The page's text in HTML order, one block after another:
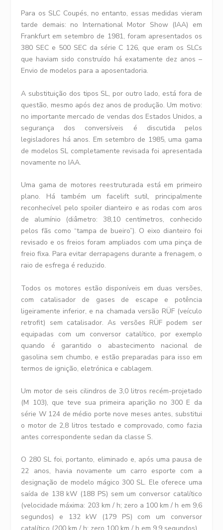
Para os SLC Coupés, no entanto, essas medidas vieram
tarde demais: no International Motor Show (IAA) em
Frankfurt em setembro de 1981, foram apresentados os
380 SEC e 500 SEC da série C 126, que eram os SLCs
que haviam sido construído há exatamente dez anos –
Envio de modelos para a aposentadoria.
A substituição dos tipos SL, por outro lado, está fora de
questão, mesmo após dez anos de produção. Um motivo:
no importante mercado de vendas dos Estados Unidos, a
segurança dos conversíveis é discutida pelos
legisladores há anos. Em setembro de 1985, uma gama
de modelos SL completamente revisada foi apresentada
novamente no IAA.
Uma gama de motores reestruturada está em primeiro
plano. Há também um facelift sutil, principalmente
reconhecível pelo spoiler dianteiro e as rodas com aros
de alumínio (diâmetro: 38,10 centímetros, conhecido
pelos fãs como “tampa de bueiro”). O eixo dianteiro foi
revisado e os freios foram ampliados com uma pinça de
freio fixa. Para evitar derrapagens durante a frenagem, o
raio de esfrega é reduzido.
Todos os motores estão disponíveis em duas versões,
com catalisador de gases de escape e potência
ligeiramente inferior, e na chamada versão RÜF (veículo
retrofit) sem catalisador. As versões RÜF podem ser
equipadas com um conversor catalítico, por exemplo
quando é garantido o abastecimento nacional de
gasolina sem chumbo, e estão preparadas para isso em
termos de ignição, eletrónica e cablagem.
Um motor de seis cilindros de 3,0 litros recém-projetado
(M 103), que teve sua primeira aparição no 300 E da
série W 124 de médio porte nove meses antes, substitui
o motor de 2,8 litros testado e comprovado, como fazia
antes correspondente sedan da classe S.
O 280 SL foi, portanto, eliminado e, após uma pausa de
22 anos, havia novamente um carro esporte com a
designação de modelo mágico 300 SL. Ele oferece uma
saída de 138 kW (188 PS) sem um conversor catalítico
(velocidade máxima: 203 km / h; zero a 100 km / h em 9,6
segundos) e 132 kW (179 PS) com um conversor